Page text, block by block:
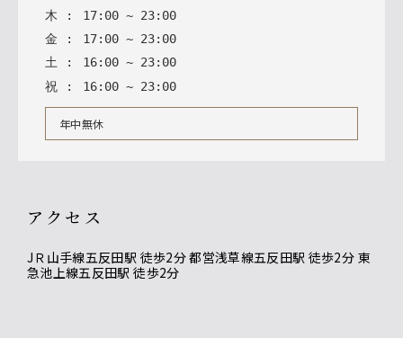
木 : 17: 00 ~ 23: 00
金 : 17: 00 ~ 23: 00
土 : 16: 00 ~ 23: 00
祝 : 16: 00 ~ 23: 00
年中無休
アクセス
JＲ山手線五反田駅 徒歩2分 都営浅草線五反田駅 徒歩2分 東
急池上線五反田駅 徒歩2分